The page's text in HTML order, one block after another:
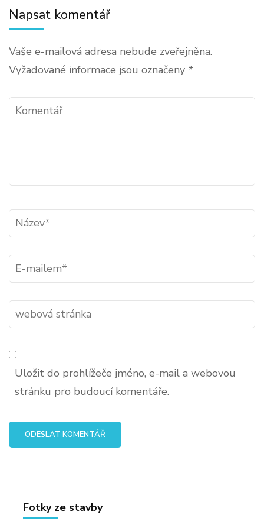
Napsat komentář
Vaše e-mailová adresa nebude zveřejněna.
Vyžadované informace jsou označeny *
Komentář
Název*
E-
mail*
webová
stránka
Uložit do prohlížeče jméno, e-mail a webovou
stránku pro budoucí komentáře.
Fotky ze stavby